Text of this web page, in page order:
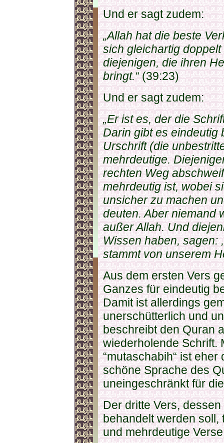
Und er sagt zudem:
„Allah hat die beste
sich gleichartig
diejenigen, die ihren
bringt.“(39:23)
Und er sagt zudem:
„Er ist es, der die
Darin gibt es eindeutig
Urschrift (die
mehrdeutige.
rechten Weg
mehrdeutig ist, wobei
unsicher zu machen
deuten. Aber niemand
außer Allah. Und
Wissen haben, sagen:
stammt von unserem
Aus dem ersten Vers
Ganzes für eindeutig
Damit ist allerdings
unerschütterlich und
beschreibt den Quran
wiederholende Schrift.
“mutaschabih“ ist
schöne Sprache des
uneingeschränkt für
Der dritte Vers,
behandelt werden soll,
und mehrdeutige